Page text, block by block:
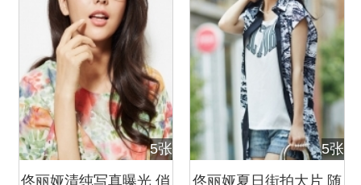
5张
佟丽娅清纯写真曝光 俏
5张
佟丽娅夏日街拍大片 随